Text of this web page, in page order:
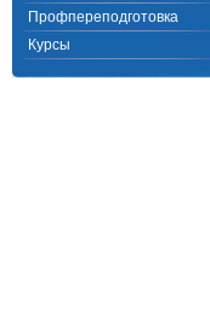
Профпереподготовка
Курсы